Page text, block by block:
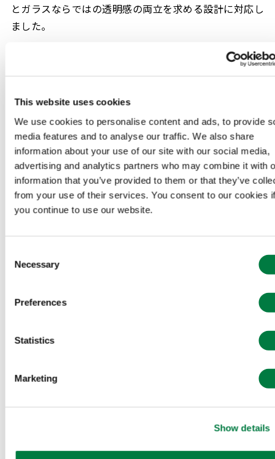
This website uses cookies
We use cookies to personalise content and ads, to provide
media features and to analyse our traffic. We also share
information about your use of our site with our social media,
advertising and analytics partners who may combine it with
information that you’ve provided to them or that they’ve
from your use of their services. You consent to our cookies if
you continue to use our website.
Selection
Necessary
Preferences
Statistics
Marketing
Show details
とガラスならではの透明感の両立を求める設計に対応し
ました。
・設計監理：品川開発プロジェクト(第Ⅰ期)設計共同企業体
（JR東日本建築設計、JR東日本コンサルタンツ、日本設計、日建設
計）
・外装デザイン監修：隈研吾建築都市設計事務所
・施工：鹿島建設